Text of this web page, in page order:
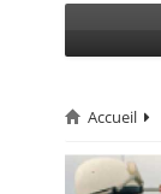
CIRCUIT
RALLYE
Accueil